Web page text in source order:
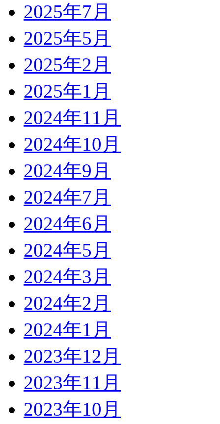
2025年7月
2025年5月
2025年2月
2025年1月
2024年11月
2024年10月
2024年9月
2024年7月
2024年6月
2024年5月
2024年3月
2024年2月
2024年1月
2023年12月
2023年11月
2023年10月